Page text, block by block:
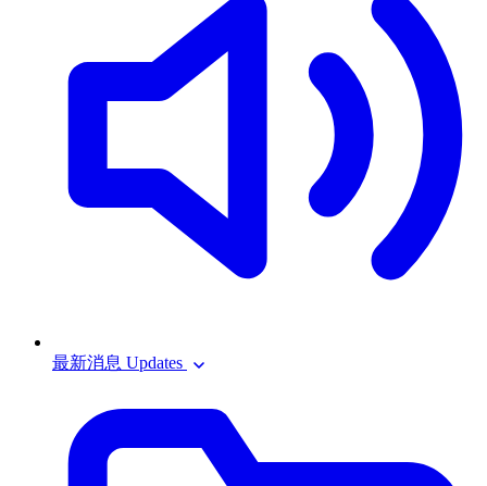
最新消息 Updates